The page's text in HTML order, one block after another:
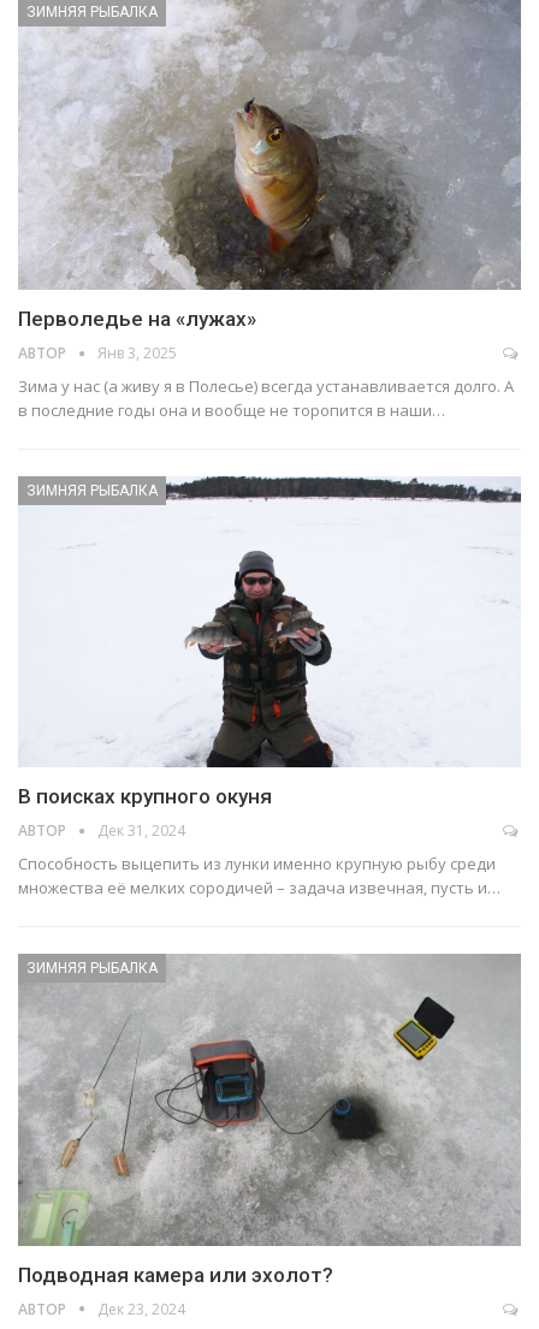
ЗИМНЯЯ РЫБАЛКА
Перволедье на «лужах»
АВТОР Янв 3, 2025
Зима у нас (а живу я в Полесье) всегда устанавливается долго. А
в последние годы она и вообще не торопится в наши…
ЗИМНЯЯ РЫБАЛКА
В поисках крупного окуня
АВТОР Дек 31, 2024
Способность выцепить из лунки именно крупную рыбу среди
множества её мелких сородичей – задача извечная, пусть и…
ЗИМНЯЯ РЫБАЛКА
Подводная камера или эхолот?
АВТОР Дек 23, 2024